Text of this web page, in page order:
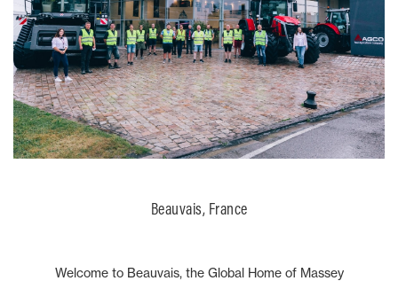
Beauvais, France
Welcome to Beauvais, the Global Home of Massey